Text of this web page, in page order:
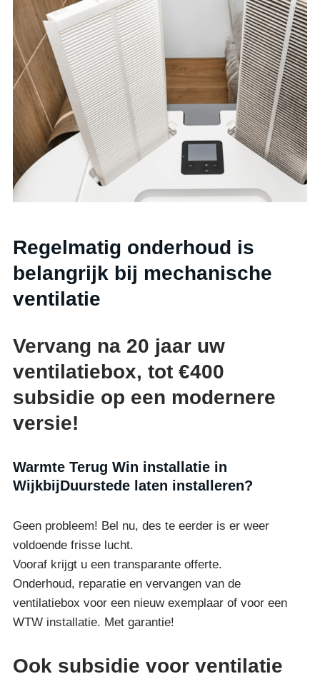
Regelmatig onderhoud is
belangrijk bij mechanische
ventilatie
Vervang na 20 jaar uw
ventilatiebox, tot €400
subsidie op een modernere
versie!
Warmte Terug Win installatie in
WijkbijDuurstede laten installeren?
Geen probleem! Bel nu, des te eerder is er weer
voldoende frisse lucht.
Vooraf krijgt u een transparante offerte.
Onderhoud, reparatie en vervangen van de
ventilatiebox voor een nieuw exemplaar of voor een
WTW installatie. Met garantie!
Ook subsidie voor ventilatie